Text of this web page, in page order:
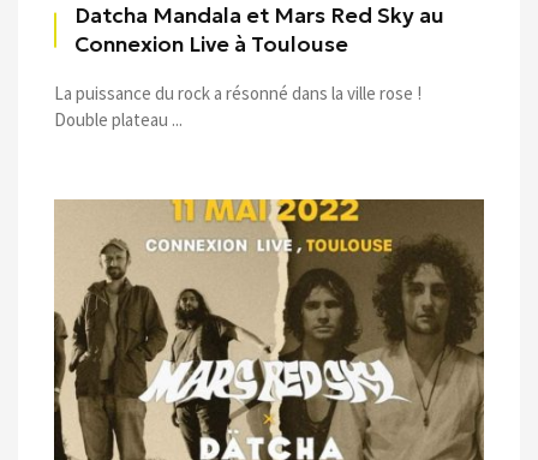
Datcha Mandala et Mars Red Sky au
Connexion Live à Toulouse
La puissance du rock a résonné dans la ville rose !
Double plateau ...